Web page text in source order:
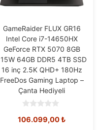
GameRaider FLUX GR16
Intel Core i7-14650HX
GeForce RTX 5070 8GB
64GB DDR5 4TB SSD
16 inç 2.5K QHD+ 180Hz
FreeDos Gaming Laptop –
Çanta Hediyeli
o
106.099,00₺